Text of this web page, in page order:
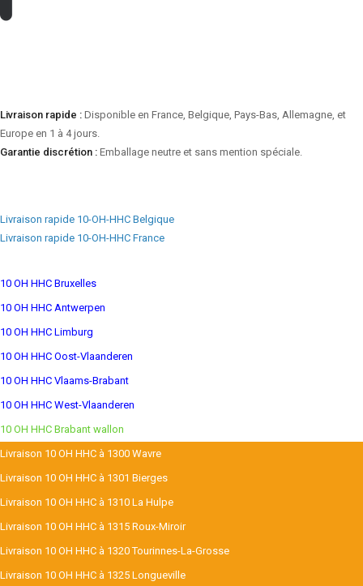
Livraison rapide : Disponible en France, Belgique, Pays-Bas, Allemagne, et
Europe en 1 à 4 jours.
Garantie discrétion : Emballage neutre et sans mention spéciale.
Livraison rapide 10-OH-HHC Belgique
Livraison rapide 10-OH-HHC France
10 OH HHC Bruxelles
10 OH HHC Antwerpen
10 OH HHC Limburg
10 OH HHC Oost-Vlaanderen
10 OH HHC Vlaams-Brabant
10 OH HHC West-Vlaanderen
10 OH HHC Brabant wallon
Livraison 10 OH HHC à 1300 Wavre
Livraison 10 OH HHC à 1301 Bierges
Livraison 10 OH HHC à 1310 La Hulpe
Livraison 10 OH HHC à 1315 Roux-Miroir
Livraison 10 OH HHC à 1320 Tourinnes-La-Grosse
Livraison 10 OH HHC à 1325 Longueville